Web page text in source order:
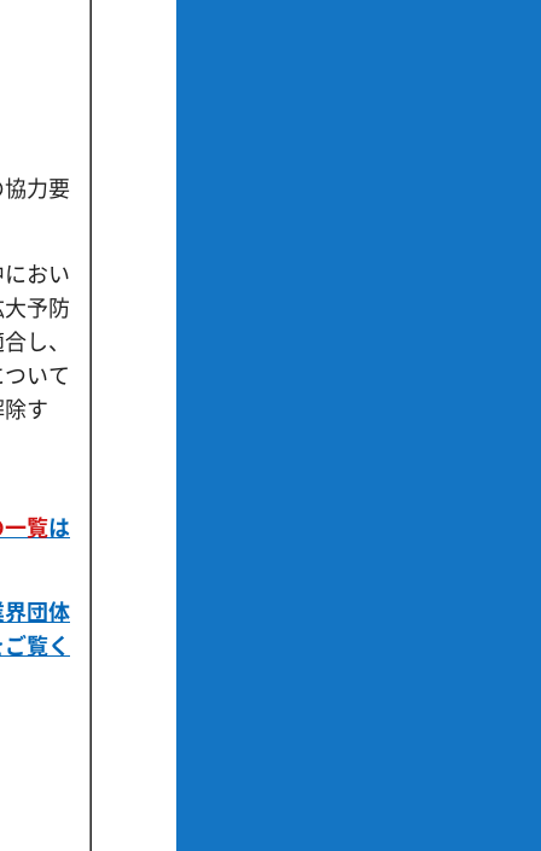
力要
おい
予防
し、
いて
す
覧は
団体
覧く